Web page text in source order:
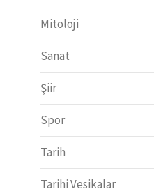
Mitoloji
Sanat
Şiir
Spor
Tarih
Tarihi Vesikalar